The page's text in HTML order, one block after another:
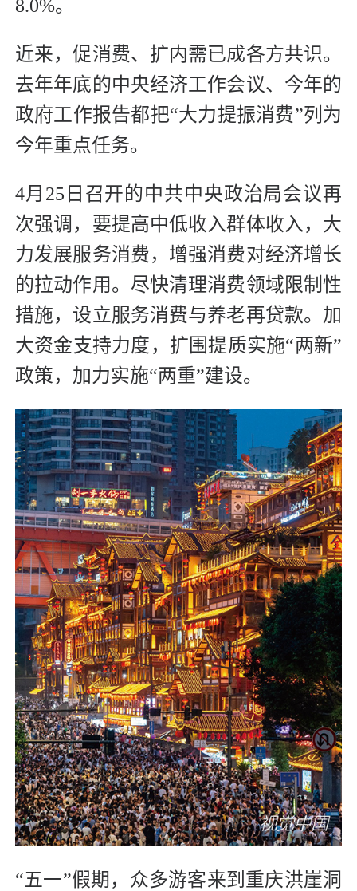
8.0%。
近来，促消费、扩内需已成各方共识。
去年年底的中央经济工作会议、今年的
政府工作报告都把“大力提振消费”列为
今年重点任务。
4月25日召开的中共中央政治局会议再
次强调，要提高中低收入群体收入，大
力发展服务消费，增强消费对经济增长
的拉动作用。尽快清理消费领域限制性
措施，设立服务消费与养老再贷款。加
大资金支持力度，扩围提质实施“两新”
政策，加力实施“两重”建设。
“五一”假期，众多游客来到重庆洪崖洞